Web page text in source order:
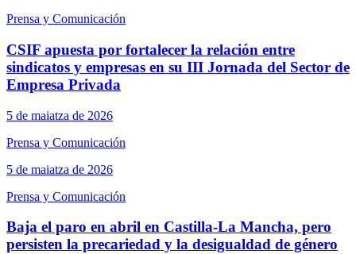
Prensa y Comunicación
CSIF apuesta por fortalecer la relación entre
sindicatos y empresas en su III Jornada del Sector de
Empresa Privada
5 de maiatza de 2026
Prensa y Comunicación
5 de maiatza de 2026
Prensa y Comunicación
Baja el paro en abril en Castilla-La Mancha, pero
persisten la precariedad y la desigualdad de género